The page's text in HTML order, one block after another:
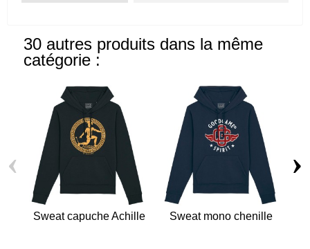
30 autres produits dans la même
catégorie :
Sweat capuche Achille Sweat mono chenille
‹ ›